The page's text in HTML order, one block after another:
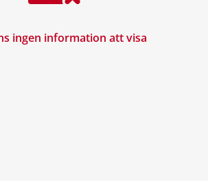
ingen information att visa